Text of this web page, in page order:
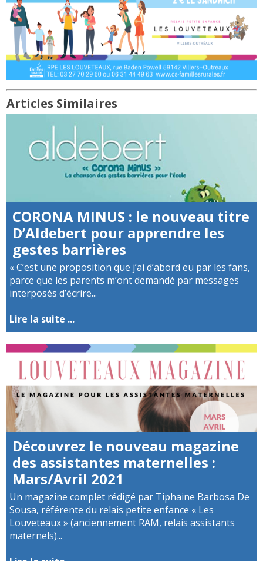
Articles Similaires
CORONA MINUS : le nouveau titre
D’Aldebert pour apprendre les
gestes barrières
« C’est une proposition que j’ai d’abord eu par les fans,
parce que les parents m’ont demandé par messages
interposés d’écrire...
Lire la suite ...
Découvrez le nouveau magazine
des assistantes maternelles :
Mars/Avril 2021
Un magazine complet rédigé par Tiphaine Barbosa De
Sousa, référente du relais petite enfance « Les
Louveteaux » (anciennement RAM, relais assistants
maternels)...
Lire la suite ...